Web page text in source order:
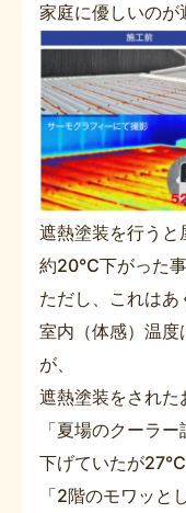
家庭に優しいのが
遮熱塗装を行う
約20℃下がった
ただし、これは
室内（体感）温度
が、
遮熱塗装をされた
「夏場のクーラ
下げていたが
「2階のモワッと